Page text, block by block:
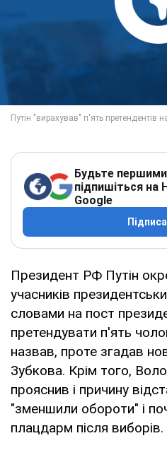
Будьте першими
підпишіться на
Google
Президент РФ Путін
учасників
словами на пост
претендувати п'ять
назвав, проте згадав
Зубкова. Крім того,
прояснив і причину
"зменшили обороти" і
плацдарм після виборів.